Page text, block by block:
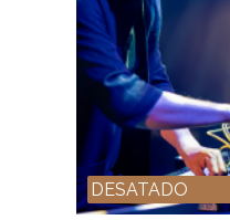
DESATADO